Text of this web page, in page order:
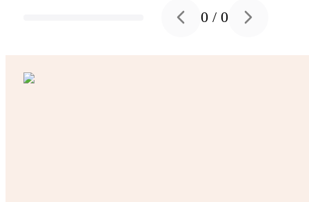
Previous slide
0 /0 Next slide